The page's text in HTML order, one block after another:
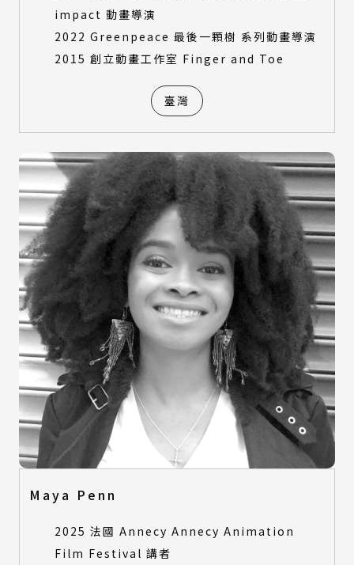
impact 動畫導演
2022 Greenpeace 最後一顆樹 系列動畫導演
2015 創立動畫工作室 Finger and Toe
臺灣
Maya Penn
2025 法國 Annecy Annecy Animation
Film Festival 講者